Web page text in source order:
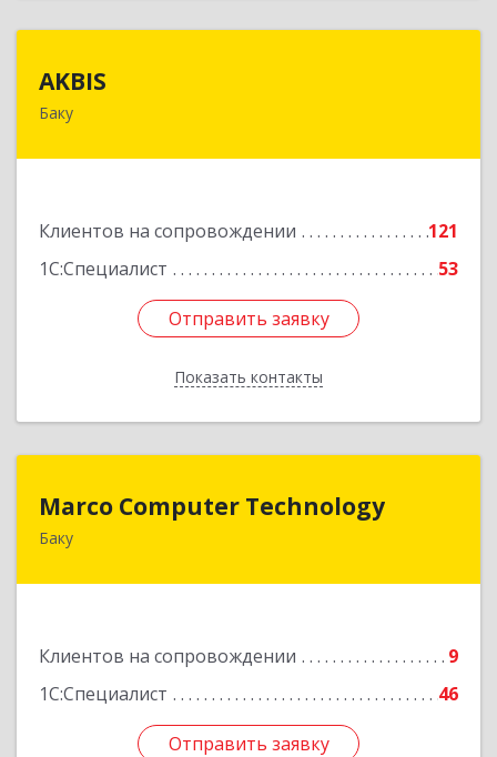
AKBIS
Баку
Клиентов на сопровождении
121
1С:Специалист
53
Отправить заявку
Показать контакты
AZ1007, Азербайджан, г. Баку, ул. Ак. Мирали
Отправить заявку
Назад
Marco Computer Technology
Баку
Клиентов на сопровождении
9
1С:Специалист
46
Отправить заявку
370010, Баку, Азербайджан, ул.Низами, 125/26
Отправить заявку